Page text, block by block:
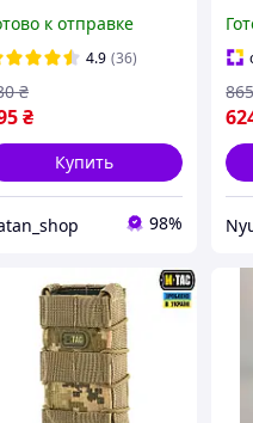
AR-15 и др.) в
к отправке
4.9 (36)
₴
₴
Купить
98%